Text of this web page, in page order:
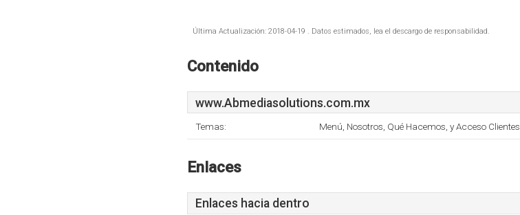
Última Actualización: 2018-04-19 . Datos estimados, lea el descargo de responsabilidad.
Contenido
www.Abmediasolutions.com.mx
Temas: Menú, Nosotros, Qué Hacemos, y Acceso Clientes.
Enlaces
Enlaces hacia dentro